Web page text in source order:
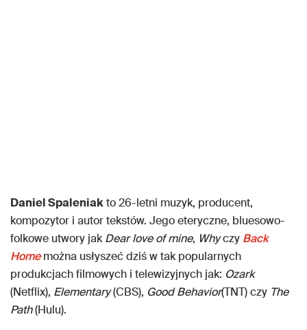
Daniel Spaleniakto 26-letni muzyk, producent,
kompozytor i autor tekstów. Jego eteryczne, bluesowo-
folkowe utwory jakDear love of mine, Whyczy Back
Homemożna usłyszeć dziś w tak popularnych
produkcjach filmowych i telewizyjnych jak: Ozark
(Netflix), Elementary(CBS), Good Behavior(TNT) czy The
Path(Hulu).